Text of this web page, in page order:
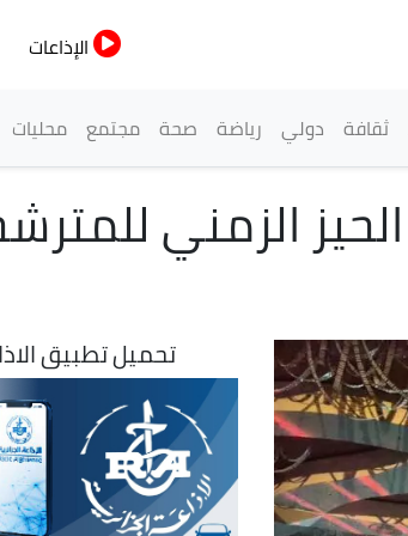
الإذاعات
ثقافة دولي رياضة صحة مجتمع محليات
الحيز الزمني
تحميل تطبيق